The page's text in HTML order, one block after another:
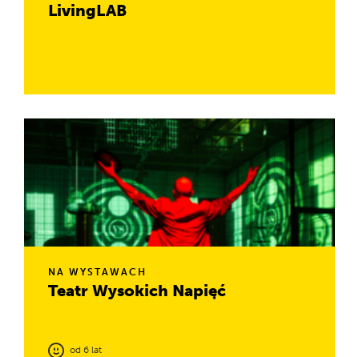
LivingLAB
eksperymentować, odkrywając świat nauk społecznych:
psychologii, socjologii i nauk o uczeniu się. Twoje wyniki
pomogą nam tworzyć wiedzę...
NA WYSTAWACH
Teatr Wysokich Napięć
od 6 lat